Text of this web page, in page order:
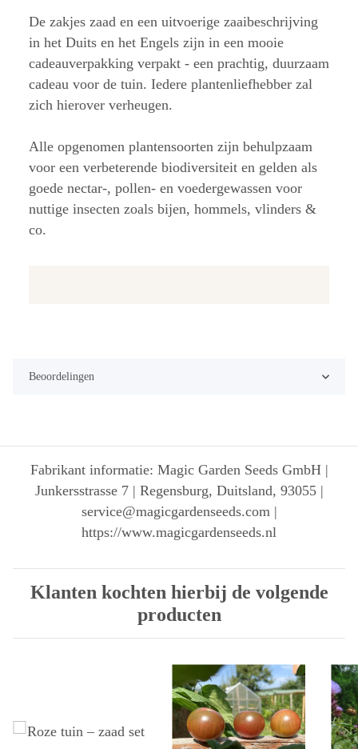
De zakjes zaad en een uitvoerige zaaibeschrijving
in het Duits en het Engels zijn in een mooie
cadeauverpakking verpakt - een prachtig, duurzaam
cadeau voor de tuin. Iedere plantenliefhebber zal
zich hierover verheugen.
Alle opgenomen plantensoorten zijn behulpzaam
voor een verbeterende biodiversiteit en gelden als
goede nectar-, pollen- en voedergewassen voor
nuttige insecten zoals bijen, hommels, vlinders &
co.
Beoordelingen
Fabrikant informatie: Magic Garden Seeds GmbH |
Junkersstrasse 7 | Regensburg, Duitsland, 93055 |
service@magicgardenseeds.com |
https://www.magicgardenseeds.nl
Klanten kochten hierbij de volgende
producten